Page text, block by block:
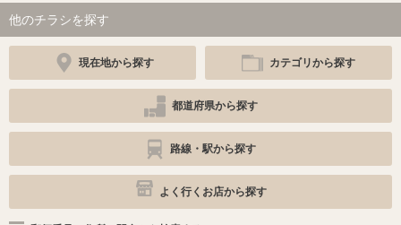
他のチラシを探す
現在地から探す カテゴリから探す
都道府県から探す
路線・駅から探す
よく行くお店から探す